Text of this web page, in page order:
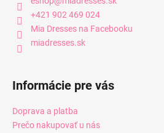
+421 902 469 024
Mia Dresses na Facebooku
miadresses.sk
Informácie pre vás
Doprava a platba
Prečo nakupovať u nás